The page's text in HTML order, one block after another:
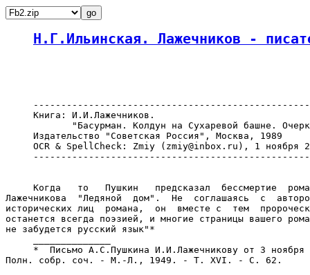
H.Г.Ильинская. Лажечников -
     Книга: И.И.Лажечников.
"Басурман. Колдун на Сухаревой башне.
     Издательство "Советская Россия", Москва, 1989
OCR & SpellCheck: Zmiy (zmiy@inbox.ru), 1 ноября
Когда   то   Пушкин   предсказал  бессмертие
Лажечникова  "Ледяной  дом".  Не  соглашаясь  с
исторических лиц  романа,  он  вместе с  тем
останется всегда поэзией, и многие страницы вашего
не забудется русский язык"*
*  Письмо А.С.Пушкина И.И.Лажечникову от 3 ноября
Полн. собр. соч. - M.-Л., 1949. - Т. XVI. - С. 62.